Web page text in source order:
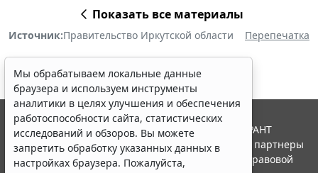
Показать все материалы
Источник:Правительство Иркутской области Перепечатка
Мы обрабатываем локальные данные
браузера и используем инструменты
аналитики в целях улучшения и обеспечения
работоспособности сайта, статистических
исследований и обзоров. Вы можете
запретить обработку указанных данных в
настройках браузера. Пожалуйста,
© ООО "НПП "ГАРАНТ-СЕРВИС", 2026. Система ГАРАНТ
выпускается с 1990 года. Компания "Гарант" и ее партнеры
являются участниками Российской ассоциации правовой